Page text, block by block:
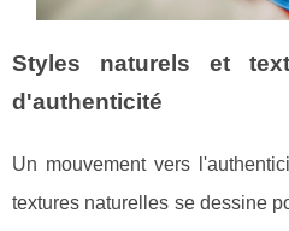
Styles naturels et
d'authenticité
Un mouvement vers
textures naturelles se dessine